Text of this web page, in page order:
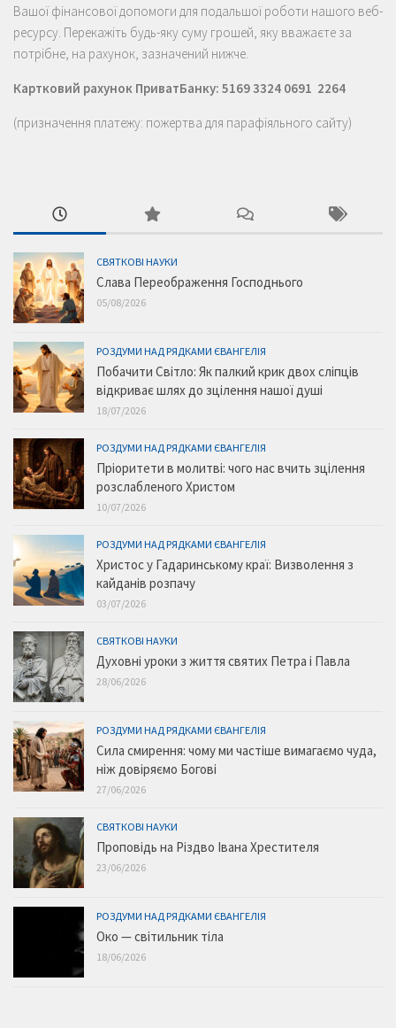
Вашої фінансової допомоги для подальшої роботи нашого веб-
ресурсу. Перекажіть будь-яку суму грошей, яку вважаєте за
потрібне, на рахунок, зазначений нижче.
Картковий рахунок ПриватБанку: 5169 3324 0691 2264
(призначення платежу: пожертва для парафіяльного сайту)
СВЯТКОВІ НАУКИ
Слава Переображення Господнього
05/08/2026
РОЗДУМИ НАД РЯДКАМИ ЄВАНГЕЛІЯ
Побачити Світло: Як палкий крик двох сліпців
відкриває шлях до зцілення нашої душі
18/07/2026
РОЗДУМИ НАД РЯДКАМИ ЄВАНГЕЛІЯ
Пріоритети в молитві: чого нас вчить зцілення
розслабленого Христом
10/07/2026
РОЗДУМИ НАД РЯДКАМИ ЄВАНГЕЛІЯ
Христос у Гадаринському краї: Визволення з
кайданів розпачу
03/07/2026
СВЯТКОВІ НАУКИ
Духовні уроки з життя святих Петра і Павла
28/06/2026
РОЗДУМИ НАД РЯДКАМИ ЄВАНГЕЛІЯ
Сила смирення: чому ми частіше вимагаємо чуда,
ніж довіряємо Богові
27/06/2026
СВЯТКОВІ НАУКИ
Проповідь на Різдво Івана Хрестителя
23/06/2026
РОЗДУМИ НАД РЯДКАМИ ЄВАНГЕЛІЯ
Око — світильник тіла
18/06/2026